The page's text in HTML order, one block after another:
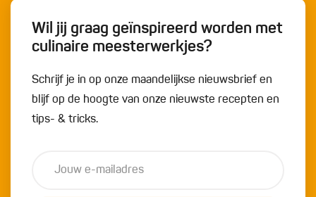
Wil jij graag geïnspireerd worden met
culinaire meesterwerkjes?
Schrijf je in op onze maandelijkse nieuwsbrief en
blijf op de hoogte van onze nieuwste recepten en
tips- & tricks.